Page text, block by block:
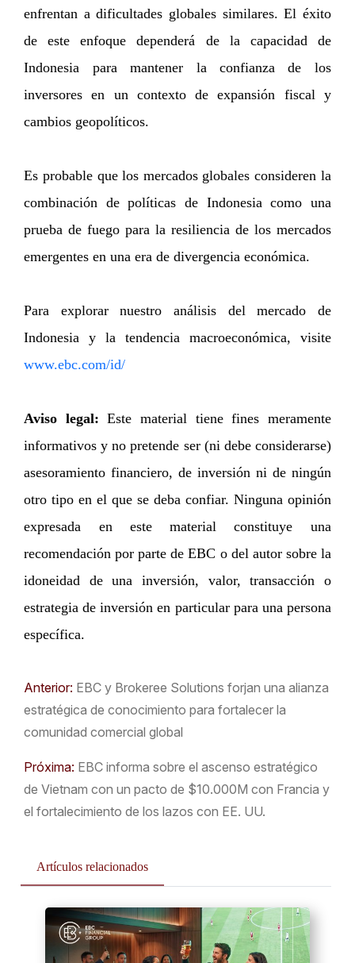
enfrentan a dificultades globales similares. El éxito
de este enfoque dependerá de la capacidad de
Indonesia para mantener la confianza de los
inversores en un contexto de expansión fiscal y
cambios geopolíticos.
Es probable que los mercados globales consideren la
combinación de políticas de Indonesia como una
prueba de fuego para la resiliencia de los mercados
emergentes en una era de divergencia económica.
Para explorar nuestro análisis del mercado de
Indonesia y la tendencia macroeconómica, visite
www.ebc.com/id/
Aviso legal: Este material tiene fines meramente
informativos y no pretende ser (ni debe considerarse)
asesoramiento financiero, de inversión ni de ningún
otro tipo en el que se deba confiar. Ninguna opinión
expresada en este material constituye una
recomendación por parte de EBC o del autor sobre la
idoneidad de una inversión, valor, transacción o
estrategia de inversión en particular para una persona
específica.
Anterior: EBC y Brokeree Solutions forjan una alianza
estratégica de conocimiento para fortalecer la
comunidad comercial global
Próxima: EBC informa sobre el ascenso estratégico
de Vietnam con un pacto de $10.000M con Francia y
el fortalecimiento de los lazos con EE. UU.
Artículos relacionados